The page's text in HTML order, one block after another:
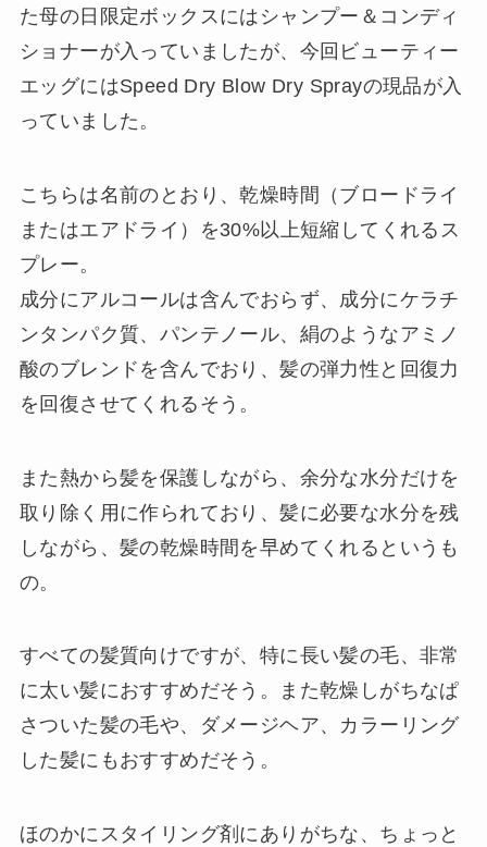
た母の日限定ボックスにはシャンプー＆コンディ
ショナーが入っていましたが、今回ビューティー
エッグにはSpeed Dry Blow Dry Sprayの現品が入
っていました。
こちらは名前のとおり、乾燥時間（ブロードライ
またはエアドライ）を30%以上短縮してくれるス
プレー。
成分にアルコールは含んでおらず、成分にケラチ
ンタンパク質、パンテノール、絹のようなアミノ
酸のブレンドを含んでおり、髪の弾力性と回復力
を回復させてくれるそう。
また熱から髪を保護しながら、余分な水分だけを
取り除く用に作られており、髪に必要な水分を残
しながら、髪の乾燥時間を早めてくれるというも
の。
すべての髪質向けですが、特に長い髪の毛、非常
に太い髪におすすめだそう。また乾燥しがちなぱ
さついた髪の毛や、ダメージヘア、カラーリング
した髪にもおすすめだそう。
ほのかにスタイリング剤にありがちな、ちょっと